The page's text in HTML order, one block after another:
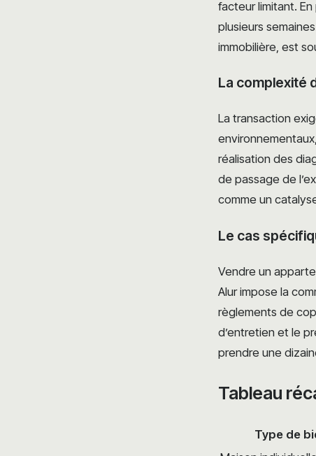
facteur limitant.
plusieurs
immobilière, est
La complexité
La transaction
réalisation des
de passage de
comme un
Le cas
Vendre un
Alur impose la
règlements de
d’entretien et le
prendre une
Tableau
Type de